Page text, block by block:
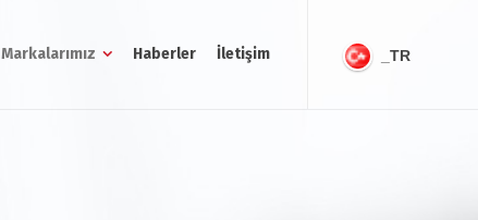
Markalarımız Haberler İletişim _TR